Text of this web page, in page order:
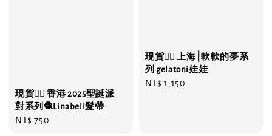
現貨❤️‍🔥 香港 2025聖誕派
對系列🧶Linabell髮帶
Regular
NT$ 750
現貨❤️‍🔥 上海⎮軟軟的夢系
列 gelatoni娃娃
Regular
NT$ 1,150